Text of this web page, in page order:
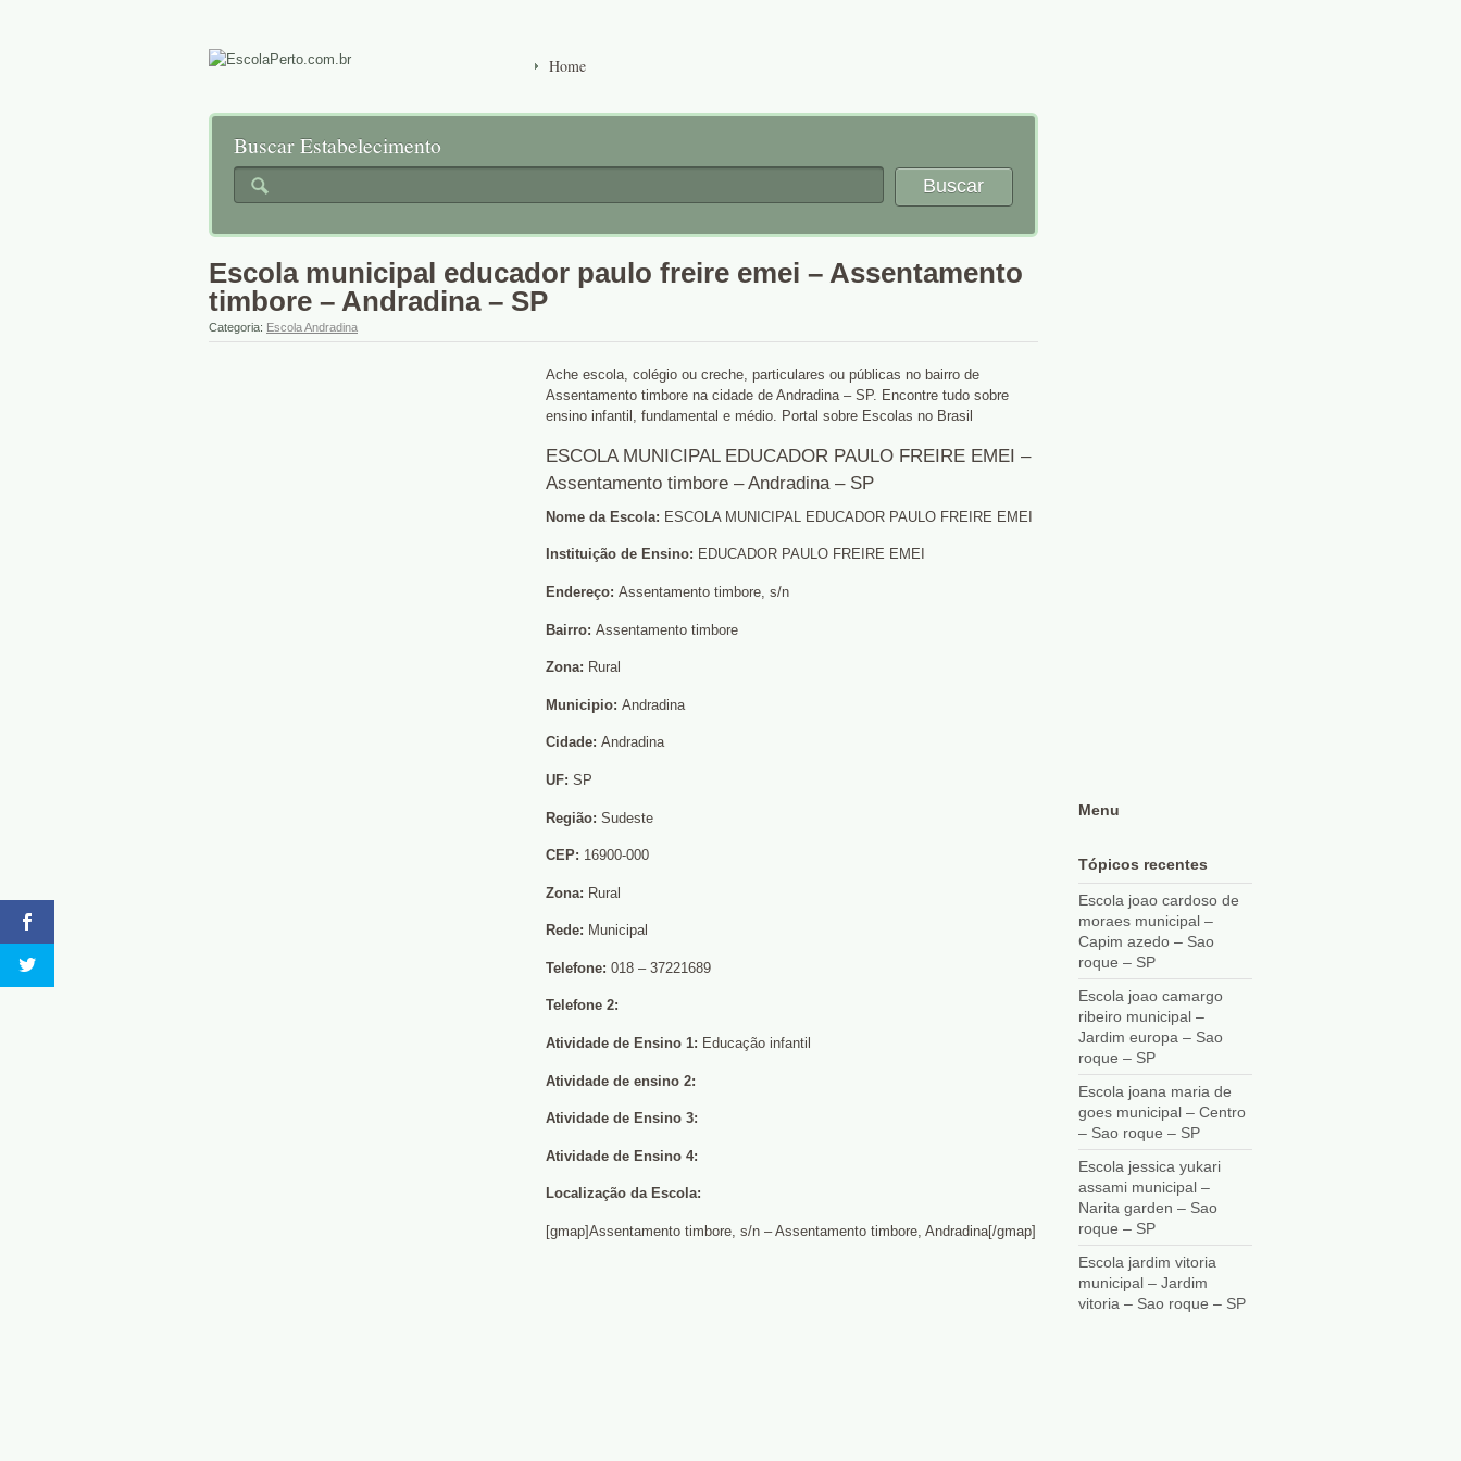
Home
Buscar Estabelecimento
Buscar
Escola municipal educador paulo freire emei – Assentamento
timbore – Andradina – SP
Categoria: Escola Andradina
Ache escola, colégio ou creche, particulares ou públicas no bairro de
Assentamento timbore na cidade de Andradina – SP. Encontre tudo sobre
ensino infantil, fundamental e médio. Portal sobre Escolas no Brasil
ESCOLA MUNICIPAL EDUCADOR PAULO FREIRE EMEI –
Assentamento timbore – Andradina – SP
Nome da Escola: ESCOLA MUNICIPAL EDUCADOR PAULO FREIRE EMEI
Instituição de Ensino: EDUCADOR PAULO FREIRE EMEI
Endereço: Assentamento timbore, s/n
Bairro: Assentamento timbore
Zona: Rural
Municipio: Andradina
Cidade: Andradina
UF: SP
Região: Sudeste
CEP: 16900-000
Zona: Rural
Rede: Municipal
Telefone: 018 – 37221689
Telefone 2:
Atividade de Ensino 1: Educação infantil
Atividade de ensino 2:
Atividade de Ensino 3:
Atividade de Ensino 4:
Localização da Escola:
[gmap]Assentamento timbore, s/n – Assentamento timbore, Andradina[/gmap]
Menu
Tópicos recentes
Escola joao cardoso de
moraes municipal –
Capim azedo – Sao
roque – SP
Escola joao camargo
ribeiro municipal –
Jardim europa – Sao
roque – SP
Escola joana maria de
goes municipal – Centro
– Sao roque – SP
Escola jessica yukari
assami municipal –
Narita garden – Sao
roque – SP
Escola jardim vitoria
municipal – Jardim
vitoria – Sao roque – SP